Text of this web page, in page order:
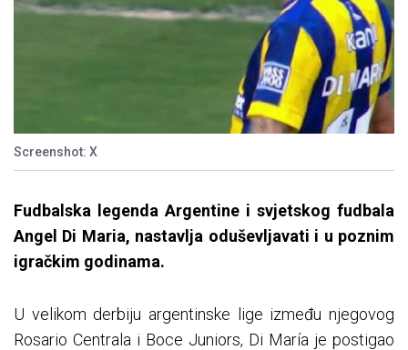
Screenshot: X
Fudbalska legenda Argentine i svjetskog fudbala
Angel Di Maria, nastavlja oduševljavati i u poznim
igračkim godinama.
U velikom derbiju argentinske lige između njegovog
Rosario Centrala i Boce Juniors, Di María je postigao